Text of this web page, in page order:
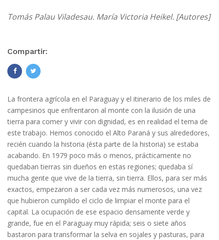
Tomás Palau Viladesau. María Victoria Heikel. [Autores]
Compartir:
La frontera agrícola en el Paraguay y el itinerario de los miles de
campesinos que enfrentaron al monte con la ilusión de una
tierra para comer y vivir con dignidad, es en realidad el tema de
este trabajo. Hemos conocido el Alto Paraná y sus alrededores,
recién cuando la historia (ésta parte de la historia) se estaba
acabando. En 1979 poco más o menos, prácticamente no
quedaban tierras sin dueños en estas regiones; quedaba sí
mucha gente que vive de la tierra, sin tierra. Ellos, para ser más
exactos, empezaron a ser cada vez más numerosos, una vez
que hubieron cumplido el ciclo de limpiar el monte para el
capital. La ocupación de ese espacio densamente verde y
grande, fue en el Paraguay muy rápida; seis o siete años
bastaron para transformar la selva en sojales y pasturas, para